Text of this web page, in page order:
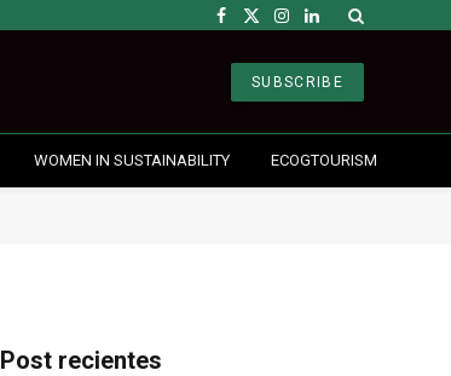
Facebook
X
Instagram
LinkedIn
SUBSCRIBE
WOMEN IN SUSTAINABILITY ECOGTOURISM
Post recientes